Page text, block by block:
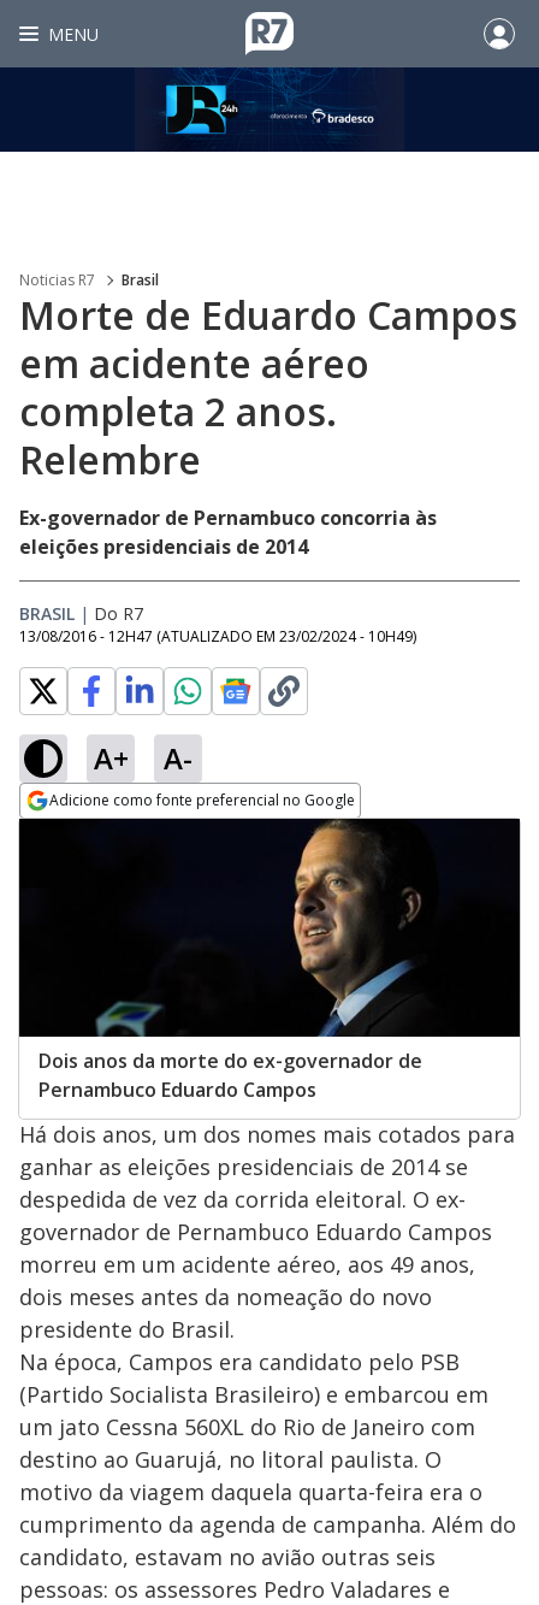
MENU
Noticias R7 Brasil
Morte de Eduardo Campos
em acidente aéreo
completa 2 anos.
Relembre
Ex-governador de Pernambuco concorria às
eleições presidenciais de 2014
BRASIL | Do R7
13/08/2016 - 12H47 (ATUALIZADO EM 23/02/2024 - 10H49)
A+ A-
Adicione como fonte preferencial no Google
Dois anos da morte do ex-governador de
Pernambuco Eduardo Campos
Há dois anos, um dos nomes mais cotados para
ganhar as eleições presidenciais de 2014 se
despedida de vez da corrida eleitoral. O ex-
governador de Pernambuco Eduardo Campos
morreu em um acidente aéreo, aos 49 anos,
dois meses antes da nomeação do novo
presidente do Brasil.
Na época, Campos era candidato pelo PSB
(Partido Socialista Brasileiro) e embarcou em
um jato Cessna 560XL do Rio de Janeiro com
destino ao Guarujá, no litoral paulista. O
motivo da viagem daquela quarta-feira era o
cumprimento da agenda de campanha. Além do
candidato, estavam no avião outras seis
pessoas: os assessores Pedro Valadares e